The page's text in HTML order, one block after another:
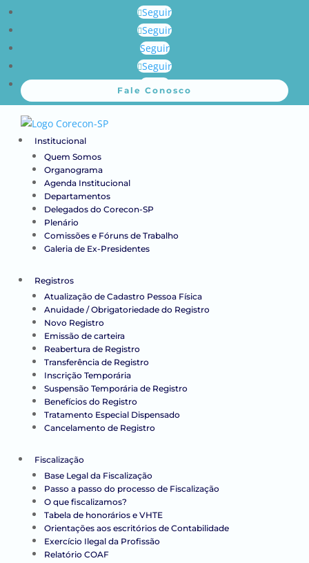
Seguir
Seguir
Seguir
Seguir
Seguir
Fale Conosco
Institucional
Quem Somos
Organograma
Agenda Institucional
Departamentos
Delegados do Corecon-SP
Plenário
Comissões e Fóruns de Trabalho
Galeria de Ex-Presidentes
Registros
Atualização de Cadastro Pessoa Física
Anuidade / Obrigatoriedade do Registro
Novo Registro
Emissão de carteira
Reabertura de Registro
Transferência de Registro
Inscrição Temporária
Suspensão Temporária de Registro
Benefícios do Registro
Tratamento Especial Dispensado
Cancelamento de Registro
Fiscalização
Base Legal da Fiscalização
Passo a passo do processo de Fiscalização
O que fiscalizamos?
Tabela de honorários e VHTE
Orientações aos escritórios de Contabilidade
Exercício Ilegal da Profissão
Relatório COAF